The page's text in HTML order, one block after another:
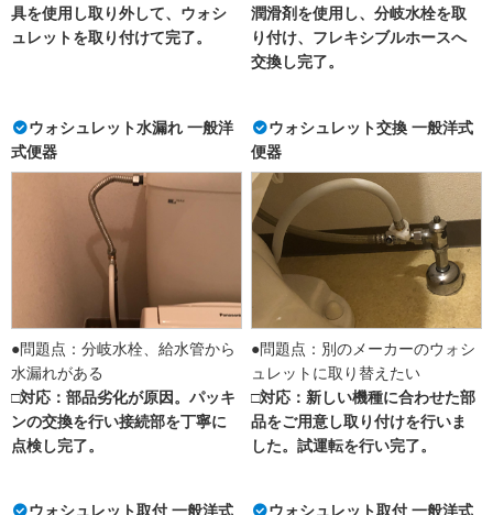
具を使用し取り外して、ウォシ
ュレットを取り付けて完了。
潤滑剤を使用し、分岐水栓を取
り付け、フレキシブルホースへ
交換し完了。
ウォシュレット水漏れ 一般洋
式便器
●問題点：分岐水栓、給水管から
水漏れがある
□対応：部品劣化が原因。パッキ
ンの交換を行い接続部を丁寧に
点検し完了。
ウォシュレット交換 一般洋式
便器
●問題点：別のメーカーのウォシ
ュレットに取り替えたい
□対応：新しい機種に合わせた部
品をご用意し取り付けを行いま
した。試運転を行い完了。
ウォシュレット取付 一般洋式
ウォシュレット取付 一般洋式